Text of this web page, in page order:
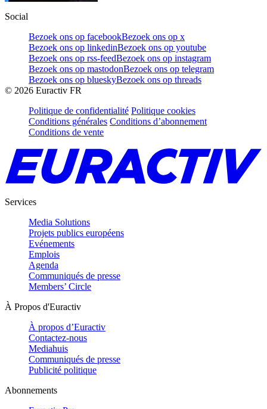
Social
Bezoek ons op facebookBezoek ons op x
Bezoek ons op linkedinBezoek ons op youtube
Bezoek ons op rss-feedBezoek ons op instagram
Bezoek ons op mastodonBezoek ons op telegram
Bezoek ons op blueskyBezoek ons op threads
© 2026 Euractiv FR
Politique de confidentialité Politique cookies
Conditions générales Conditions d’abonnement
Conditions de vente
Services
Media Solutions
Projets publics européens
Evénements
Emplois
Agenda
Communiqués de presse
Members’ Circle
À Propos d'Euractiv
À propos d’Euractiv
Contactez-nous
Mediahuis
Communiqués de presse
Publicité politique
Abonnements